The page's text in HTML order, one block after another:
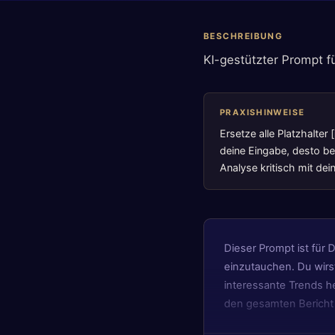
BESCHREIBUNG
KI-gestützter Prompt
PRAXISHINWEISE
Ersetze alle Platzhalter
deine Eingabe, desto
Analyse kritisch mit
Dieser Prompt ist für
einzutauchen. Du
interessante Trends
den gesamten